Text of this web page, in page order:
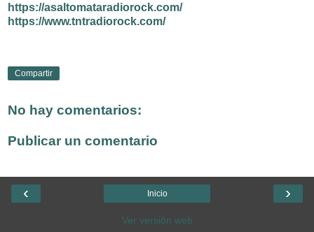
https://asaltomataradiorock.com/
https://www.tntradiorock.com/
Compartir
No hay comentarios:
Publicar un comentario
‹ ›
Inicio
Ver versión web